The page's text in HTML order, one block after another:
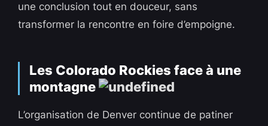
une conclusion tout en douceur, sans
transformer la rencontre en foire d’empoigne.
Les Colorado Rockies face à une
montagne
L’organisation de Denver continue de patiner